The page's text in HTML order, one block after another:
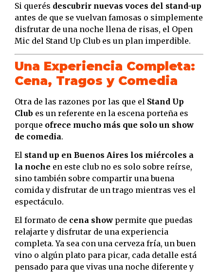
Si querés descubrir nuevas voces del stand-up
antes de que se vuelvan famosas o simplemente
disfrutar de una noche llena de risas, el Open
Mic del Stand Up Club es un plan imperdible.
Una Experiencia Completa:
Cena, Tragos y Comedia
Otra de las razones por las que el Stand Up
Club es un referente en la escena porteña es
porque ofrece mucho más que solo un show
de comedia.
El stand up en Buenos Aires los miércoles a
la noche en este club no es solo sobre reírse,
sino también sobre compartir una buena
comida y disfrutar de un trago mientras ves el
espectáculo.
El formato de cena show permite que puedas
relajarte y disfrutar de una experiencia
completa. Ya sea con una cerveza fría, un buen
vino o algún plato para picar, cada detalle está
pensado para que vivas una noche diferente y